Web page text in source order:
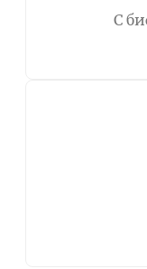
С